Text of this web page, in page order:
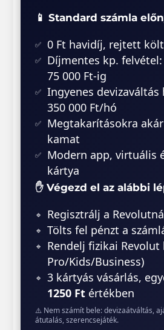
📱 Standard számla
0 Ft havidíj, rejtett
Díjmentes kp. felvétel:
75 000 Ft-ig
Ingyenes devizaváltás
350 000 Ft/hó
Megtakarításokra akár
kamat
Modern app, virtuális
kártya
✋ Végezd el az alábbi
Regisztrálj a
Tölts fel pénzt a
Rendelj fizikai
Pro/Kids/Business)
3 kártyás vásárlás,
1250 Ft értékben
⚠️ Nem számít bele: devizaátváltás,
átutalás, szerencsejáték.